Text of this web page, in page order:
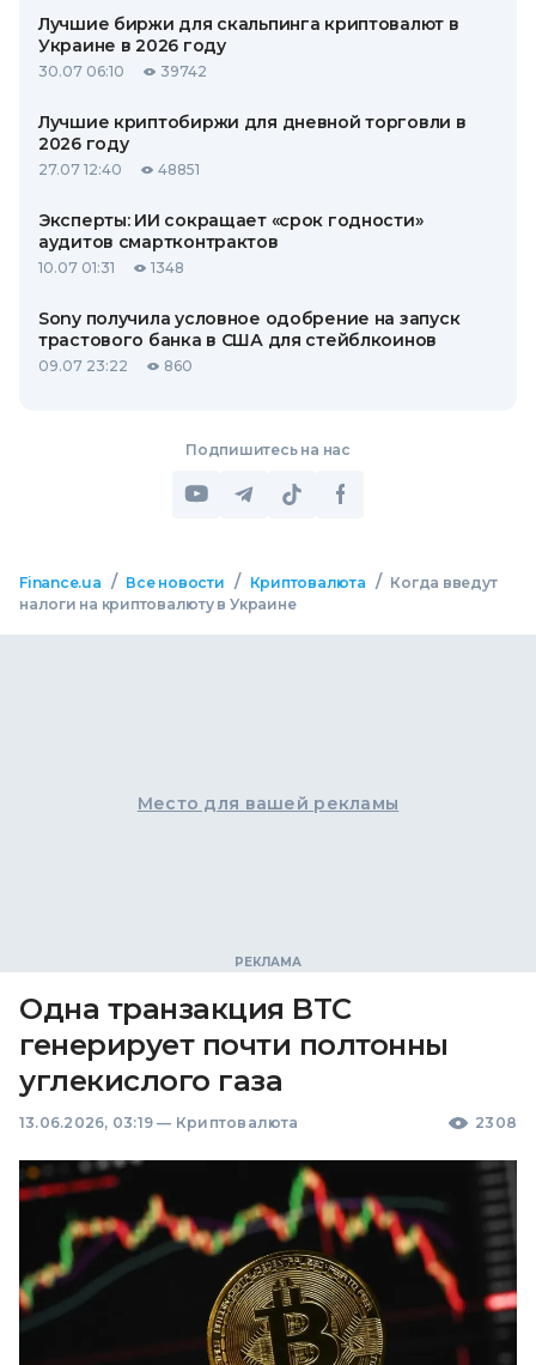
Лучшие биржи для скальпинга криптовалют в
Украине в 2026 году
30.07 06:10 39742
Лучшие криптобиржи для дневной торговли в
2026 году
27.07 12:40 48851
Эксперты: ИИ сокращает «срок годности»
аудитов смартконтрактов
10.07 01:31 1348
Sony получила условное одобрение на запуск
трастового банка в США для стейблкоинов
09.07 23:22 860
Подпишитесь на нас
Finance.ua / Все новости / Криптовалюта / Когда введут
налоги на криптовалюту в Украине
Место для вашей рекламы
Одна транзакция BTC
генерирует почти полтонны
углекислого газа
13.06.2026, 03:19 — Криптовалюта 2308